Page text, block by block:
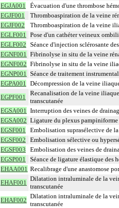
EGJA001 Évacuation d'une thrombose
EGJF001 Thromboaspiration de la veine
EGJF002 Thromboaspiration de la veine
EGLF001 Pose d'un cathéter veineux
EGLF002 Séance d'injection sclérosante
EGNF001 Fibrinolyse in situ de la veine
EGNF002 Fibrinolyse in situ de la veine
EGNP001 Séance de traitement
EGPA001 Décompression de la veine
EGPF001
Recanalisation de la veine
transcutanée
EGSA001 Interruption des veines de
EGSA002 Ligature du plexus
EGSF001 Embolisation suprasélective de
EGSF002 Embolisation sélective ou
EGSF003 Embolisation des veines de
EGSP001 Séance de ligature élastique des
EHAA001 Recalibrage d'une anastomose
EHAF001
Dilatation intraluminale de la
transcutanée
EHAF002
Dilatation intraluminale de la
transcutanée